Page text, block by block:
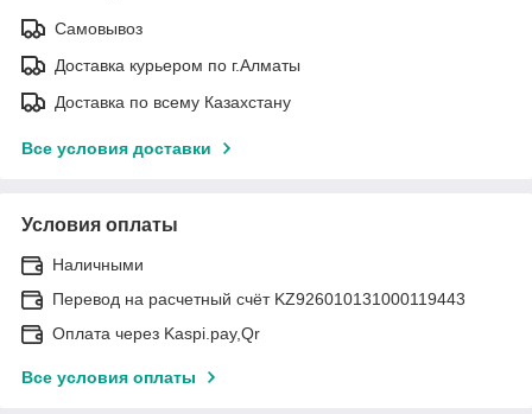
Самовывоз
Доставка курьером по г.Алматы
Доставка по всему Казахстану
Все условия доставки
Условия оплаты
Наличными
Перевод на расчетный счёт KZ926010131000119443
Оплата через Kaspi.pay,Qr
Все условия оплаты